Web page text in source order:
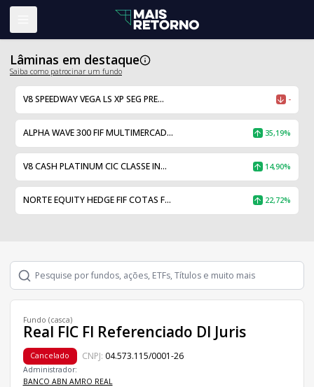
Lâminas em destaque
Saiba como patrocinar um fundo
V8 SPEEDWAY VEGA LS XP SEG PRE... -
ALPHA WAVE 300 FIF MULTIMERCAD... 35,19%
V8 CASH PLATINUM CIC CLASSE IN... 14,90%
NORTE EQUITY HEDGE FIF COTAS F... 22,72%
Fundo (casca)
Real FIC FI Referenciado DI Juris
Cancelado CNPJ: 04.573.115/0001-26
Administrador:
BANCO ABN AMRO REAL